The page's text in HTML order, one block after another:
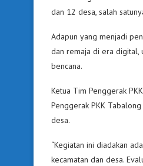
dan 12 desa, salah
Adapun yang menjadi
dan remaja di era digital,
bencana.
Ketua Tim Penggerak
Penggerak PKK
desa.
“Kegiatan ini diadakan
kecamatan dan desa.